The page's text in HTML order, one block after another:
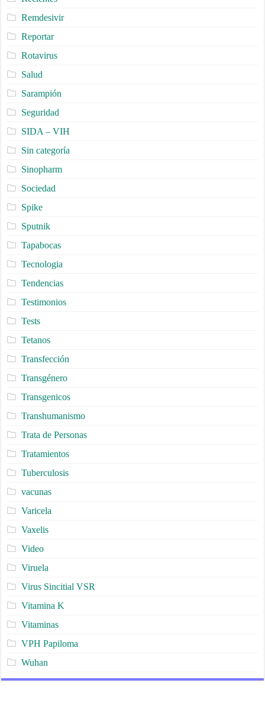
Remdesivir
Reportar
Rotavirus
Salud
Sarampión
Seguridad
SIDA – VIH
Sin categoría
Sinopharm
Sociedad
Spike
Sputnik
Tapabocas
Tecnologia
Tendencias
Testimonios
Tests
Tetanos
Transfección
Transgénero
Transgenicos
Transhumanismo
Trata de Personas
Tratamientos
Tuberculosis
vacunas
Varicela
Vaxelis
Video
Viruela
Virus Sincitial VSR
Vitamina K
Vitaminas
VPH Papiloma
Wuhan